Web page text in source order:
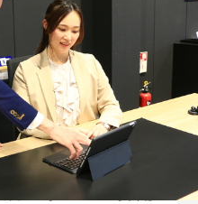
ディーラー採用